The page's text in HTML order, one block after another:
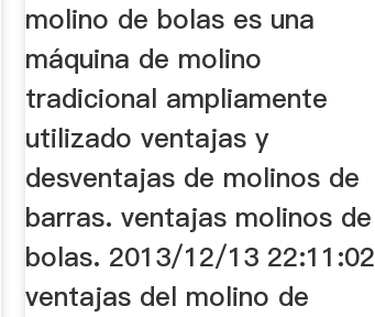
molino de bolas es una
máquina de molino
tradicional ampliamente
utilizado ventajas y
desventajas de molinos de
barras. ventajas molinos de
bolas. 2013/12/13 22:11:02
ventajas del molino de